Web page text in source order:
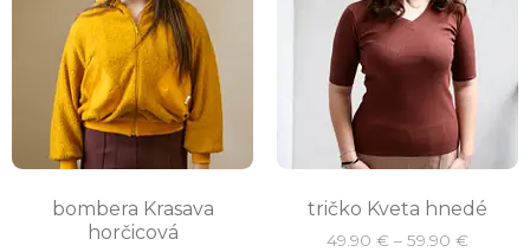
bombera Krasava
horčicová
tričko Kveta hnedé
49.90 € – 59.90 €